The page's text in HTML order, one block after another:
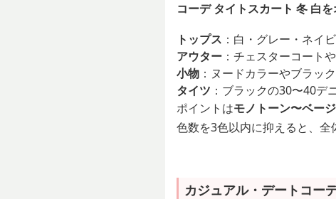
コーデ タイトスカート 冬 白
トップス ：白・グレー・ネイ
アウター ：チェスターコート
小物 ：ヌードカラーやブラッ
タイツ ：ブラックの30〜40デ
ポイントはモノトーン〜ベー
色数を3色以内に抑えると、全
カジュアル・デートコー